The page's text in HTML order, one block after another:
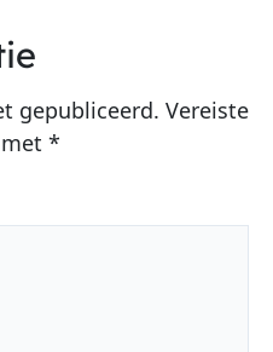
gepubliceerd. Vereiste
*